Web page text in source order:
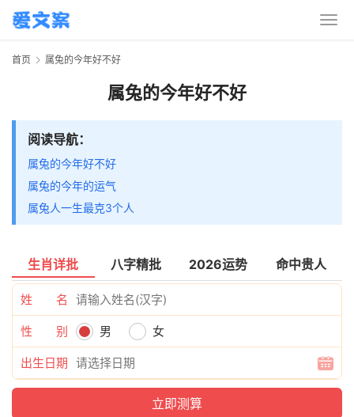
首页 属兔的今年好不好
属兔的今年好不好
阅读导航：
属兔的今年好不好
属兔的今年的运气
属兔人一生最克3个人
生肖详批 八字精批 2026运势 命中贵人
姓 名
性 别 男 女
出生日期